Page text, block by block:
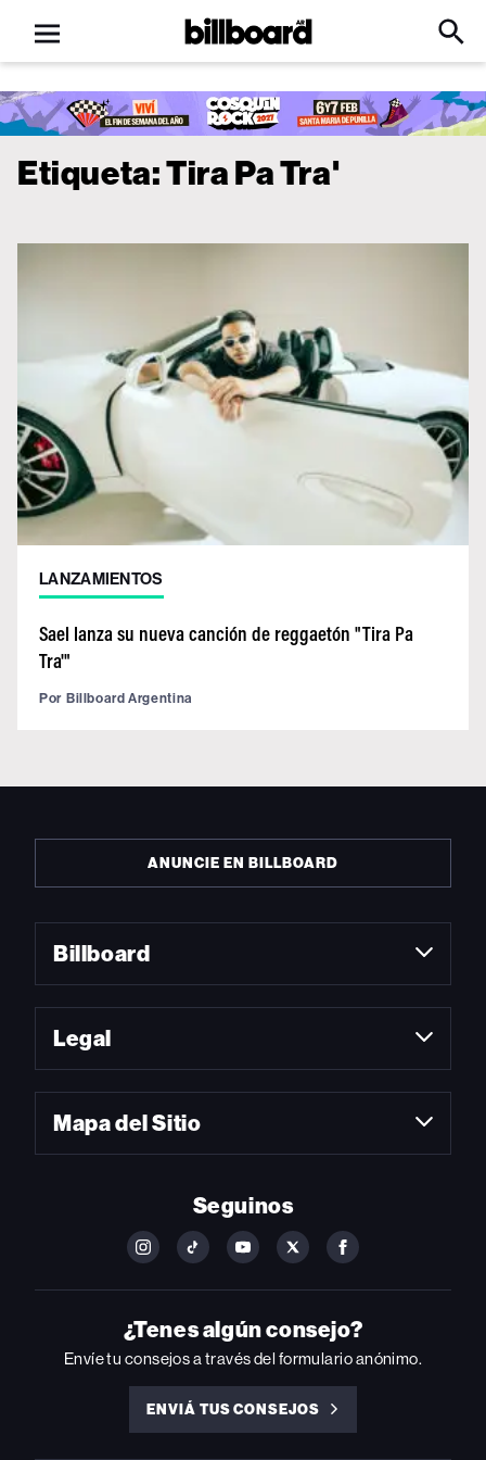
Open
menu
Billboard
Click
Input
Etiqueta:Tira Pa Tra'
LANZAMIENTOS
Sael lanza su nueva canción de reggaetón "Tira Pa
Tra'"
Por Billboard Argentina
ANUNCIE EN BILLBOARD
Billboard
Legal
Mapa del Sitio
Seguinos
FOLLOW
ON
INSTAGRAM
FOLLOW
ON
YOUTUBE
FOLLOW
ON
YOUTUBE
FOLLOW
ON
FOLLOW
ON
FACEBOOK
¿Tenes algún consejo?
Envíe tu consejos a través del formulario anónimo.
ENVIÁ TUS CONSEJOS
ENVIÁ